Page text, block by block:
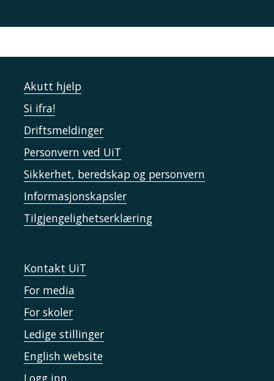
Akutt hjelp
Si ifra!
Driftsmeldinger
Personvern ved UiT
Sikkerhet, beredskap og personvern
Informasjonskapsler
Tilgjengelighetserklæring
Kontakt UiT
For media
For skoler
Ledige stillinger
English website
Logg inn